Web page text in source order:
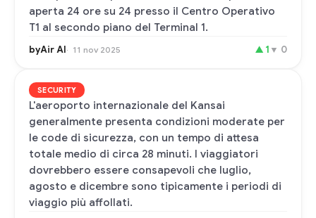
aperta 24 ore su 24 presso il Centro Operativo
T1 al secondo piano del Terminal 1.
byAir AI 11 nov 2025 ▲ 1 ▼ 0
SECURITY
L'aeroporto internazionale del Kansai
generalmente presenta condizioni moderate per
le code di sicurezza, con un tempo di attesa
totale medio di circa 28 minuti. I viaggiatori
dovrebbero essere consapevoli che luglio,
agosto e dicembre sono tipicamente i periodi di
viaggio più affollati.